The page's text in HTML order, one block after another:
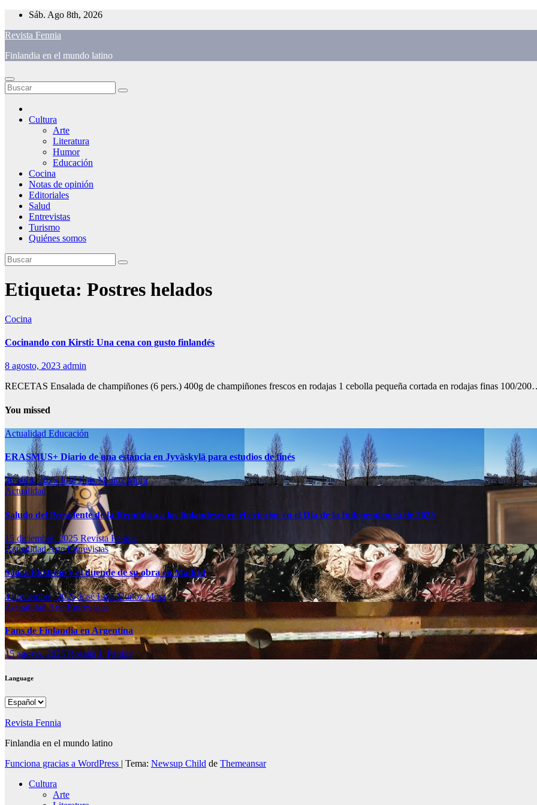
Saltar
contenido
Sáb. Ago 8th, 2026
Revista Fennia
Finlandia en el mundo latino
Cultura
Arte
Literatura
Humor
Educación
Cocina
Notas de opinión
Editoriales
Salud
Entrevistas
Turismo
Quiénes somos
Etiqueta: Postres helados
Cocina
Cocinando con Kirsti: Una cena con gusto finlandés
8 agosto, 2023 admin
RECETAS Ensalada de champiñones (6 pers.) 400g de champiñones frescos en rodajas 1 cebolla pequeña cortada en rodajas finas 100/
You missed
Actualidad Educación
ERASMUS+ Diario de una estancia en Jyväskylä para estudios de finés
30 abril, 2026José Luis Muñoz Mora
Actualidad
Saludo del Presidente de la República a los finlandeses en el exterior en el Día de la Independencia de 2025
15 diciembre, 2025 Revista Fennia
ActualidadArteEntrevistas
Saara Ekström y el duende de su obra en Madrid
4 noviembre, 2025José Luis Muñoz Mora
ActualidadArte Entrevistas
Fans de Finlandia en Argentina
15 agosto, 2025 Rosalia J. Pankiv
Language
Language
Revista Fennia
Finlandia en el mundo latino
Funciona gracias a WordPress | Tema: Newsup Child de Themeansar
Cultura
Arte